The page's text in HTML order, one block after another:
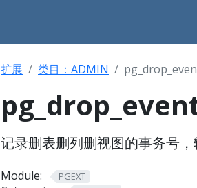
扩展 类目：ADMIN
记录删表删列删视图的事务号，
Module: PGEXT